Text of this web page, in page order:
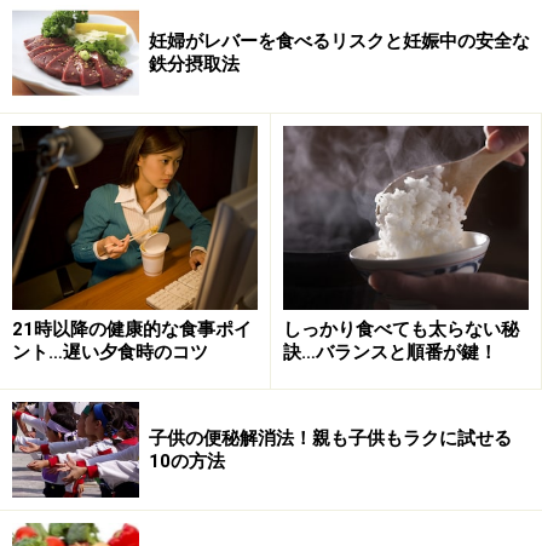
妊婦がレバーを食べるリスクと妊娠中の安全な
鉄分摂取法
21時以降の健康的な食事ポイ
ント…遅い夕食時のコツ
しっかり食べても太らない秘
訣…バランスと順番が鍵！
子供の便秘解消法！親も子供もラクに試せる
10の方法